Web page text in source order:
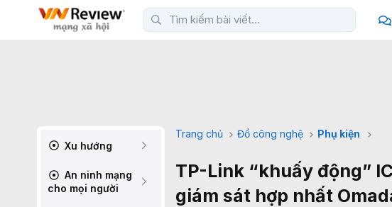
Xu hướng
An ninh mạng
cho mọi người
Trang chủ Đồ công nghệ Phụ kiện
TP-Link “khuấy động”
giám sát hợp nhất